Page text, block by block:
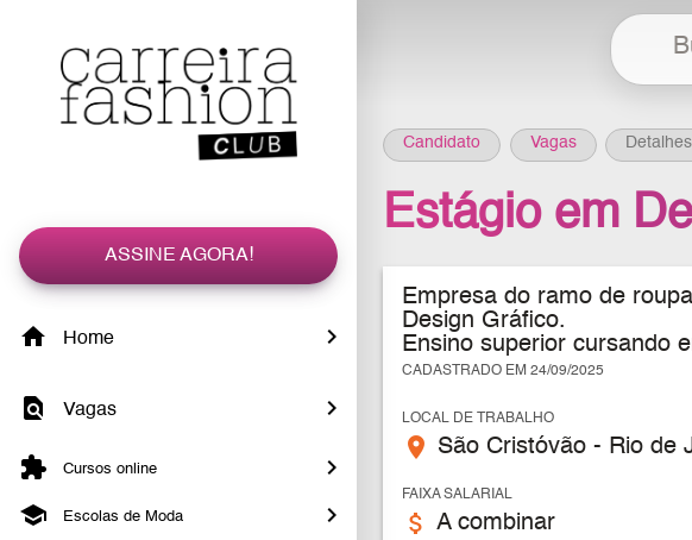
ASSINE AGORA!
Home
Vagas
Cursos online
Escolas de Moda
Candidato Vagas
Estágio em
Empresa do ramo de
Design Gráfico.
Ensino superior cursando
CADASTRADO EM 24/09/2025
LOCAL DE TRABALHO
place São Cristóvão - Rio de
FAIXA SALARIAL
attach_money A combinar